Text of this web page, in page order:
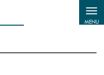
MENU